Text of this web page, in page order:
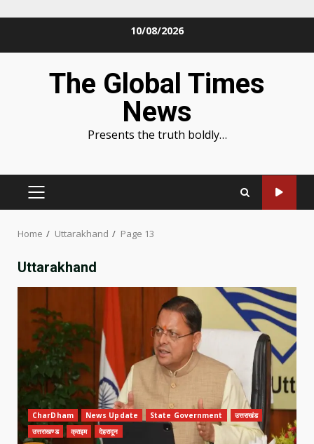
10/08/2026
The Global Times
News
Presents the truth boldly…
PRIMARY
Home Uttarakhand Page 13
Uttarakhand
CharDham News Update State Government
उत्तराखंड
उत्तराखण्ड
क्राइम देहरादून